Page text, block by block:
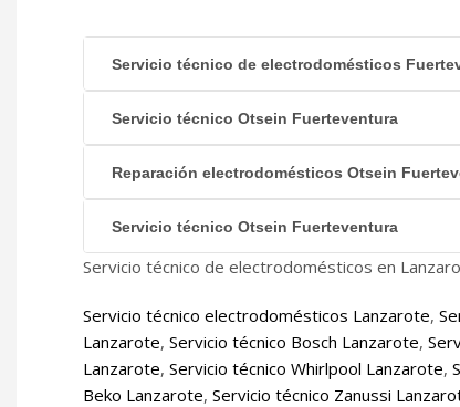
Servicio técnico de electrodomésticos
Servicio técnico Otsein Fuerteventura
Reparación electrodomésticos Otsein
Servicio técnico Otsein Fuerteventura
Servicio técnico de electrodomésticos en
Servicio técnico electrodomésticos Lanzarote,
Lanzarote, Servicio técnico Bosch Lanzarote,
Lanzarote, Servicio técnico Whirlpool Lanzarote,
Beko Lanzarote, Servicio técnico Zanussi